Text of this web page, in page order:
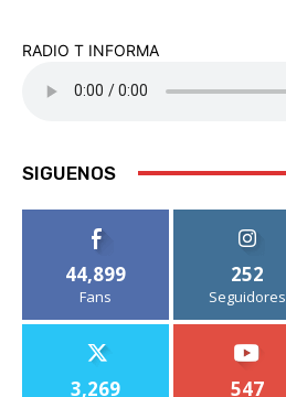
RADIO T INFORMA
SIGUENOS
44,899
Fans
252
Seguidores
3,269 547